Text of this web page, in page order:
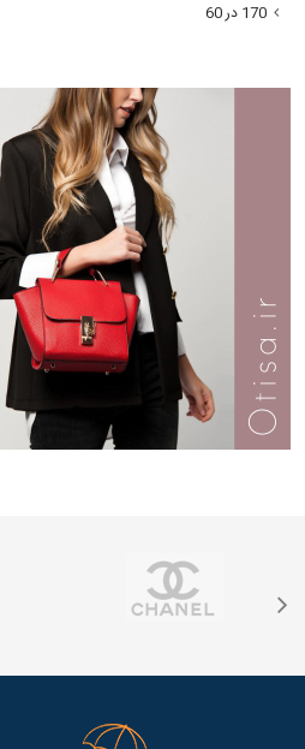
170 در 60